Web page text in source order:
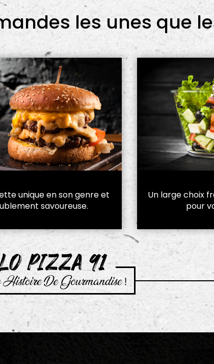
les unes que
unique en son genre et
savoureuse.
Un large choix
pour